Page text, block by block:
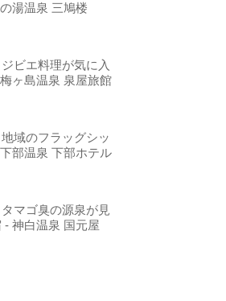
湯温泉 三鳩楼
ビエ料理が気に入
ヶ島温泉 泉屋旅館
域のフラッグシッ
部温泉 下部ホテル
マゴ臭の源泉が見
- 神白温泉 国元屋